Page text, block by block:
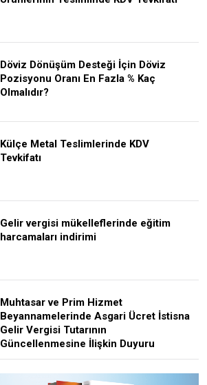
Döviz Dönüşüm Desteği İçin Döviz
Pozisyonu Oranı En Fazla % Kaç
Olmalıdır?
Külçe Metal Teslimlerinde KDV
Tevkifatı
Gelir vergisi mükelleflerinde eğitim
harcamaları indirimi
Muhtasar ve Prim Hizmet
Beyannamelerinde Asgari Ücret İstisna
Gelir Vergisi Tutarının
Güncellenmesine İlişkin Duyuru